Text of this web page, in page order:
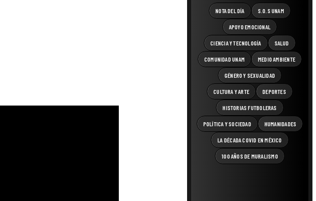
NOTA DEL DÍA S.O.S UNAM
APOYO EMOCIONAL
CIENCIA Y TECNOLOGÍA SALUD
COMUNIDAD UNAM MEDIO AMBIENTE
GÉNERO Y SEXUALIDAD
CULTURA Y ARTE DEPORTES
HISTORIAS FUTBOLERAS
POLÍTICA Y SOCIEDAD HUMANIDADES
LA DÉCADA COVID EN MÉXICO
100 AÑOS DE MURALISMO